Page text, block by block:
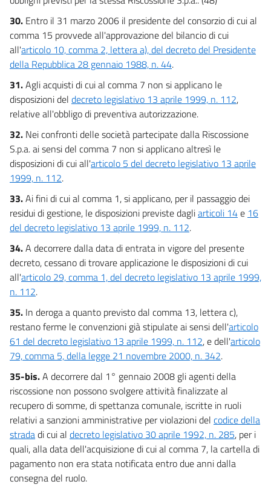
30. Entro il 31 marzo 2006 il presidente del consorzio di cui al
comma 15 provvede all'approvazione del bilancio di cui
all'articolo 10, comma 2, lettera a), del decreto del Presidente
della Repubblica 28 gennaio 1988, n. 44.
31.Agli acquisti di cui al comma 7 non si applicano le
disposizioni del decreto legislativo 13 aprile 1999, n. 112,
relative all'obbligo di preventiva autorizzazione.
32. Nei confronti delle società partecipate dalla Riscossione
S.p.a. ai sensi del comma 7 non si applicano altresì le
disposizioni di cui all'articolo 5 del decreto legislativo 13 aprile
1999, n. 112.
33.Ai fini di cui al comma 1, si applicano, per il passaggio dei
residui di gestione, le disposizioni previste dagliarticoli 14e 16
del decreto legislativo 13 aprile 1999, n. 112.
34.A decorrere dalla data di entrata in vigore del presente
decreto, cessano di trovare applicazione le disposizioni di cui
all'articolo 29, comma 1, del decreto legislativo 13 aprile 1999,
n. 112.
35. In deroga a quanto previsto dal comma 13, lettera c),
restano ferme le convenzioni già stipulate ai sensi dell'articolo
61 del decreto legislativo 13 aprile 1999, n. 112, e dell'articolo
79, comma 5, della legge 21 novembre 2000, n. 342.
35-bis.A decorrere dal 1° gennaio 2008 gli agenti della
riscossione non possono svolgere attività finalizzate al
recupero di somme, di spettanza comunale, iscritte in ruoli
relativi a sanzioni amministrative per violazioni del codice della
stradadi cui al decreto legislativo 30 aprile 1992, n. 285, per i
quali, alla data dell'acquisizione di cui al comma 7, la cartella di
pagamento non era stata notificata entro due anni dalla
consegna del ruolo.